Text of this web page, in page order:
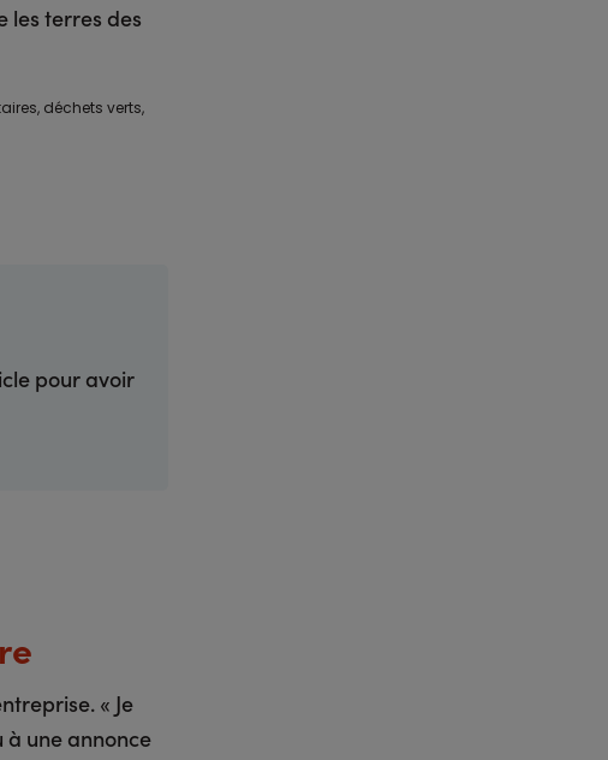
les terres des
déchets verts,
pour avoir
« Je
à une annonce